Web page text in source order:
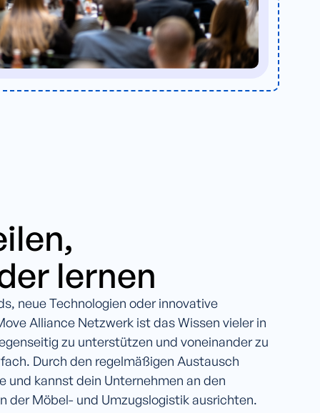
lernen
neue Technologien oder innovative
Alliance Netzwerk ist das Wissen vieler in
zu unterstützen und voneinander zu
Durch den regelmäßigen Austausch
kannst dein Unternehmen an den
der Möbel- und Umzugslogistik ausrichten.